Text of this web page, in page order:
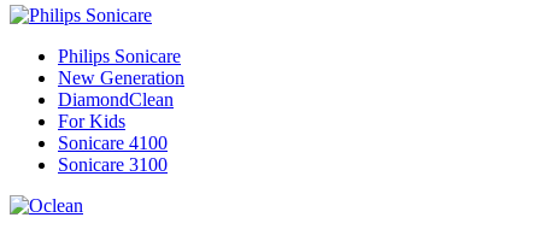
Philips Sonicare
New Generation
DiamondClean
For Kids
Sonicare 4100
Sonicare 3100